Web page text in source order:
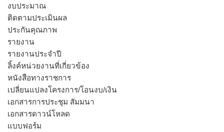
งบประมาณ
ติดตามประเมินผล
ประกันคุณภาพ
รายงาน
รายงานประจำปี
ลิ้งค์หน่วยงานที่เกี่ยวข้อง
หนังสือทางราชการ
เปลี่ยนแปลงโครงการ/โอนงบ/เงิน
เอกสารการประชุม สัมมนา
เอกสารดาวน์โหลด
แบบฟอร์ม